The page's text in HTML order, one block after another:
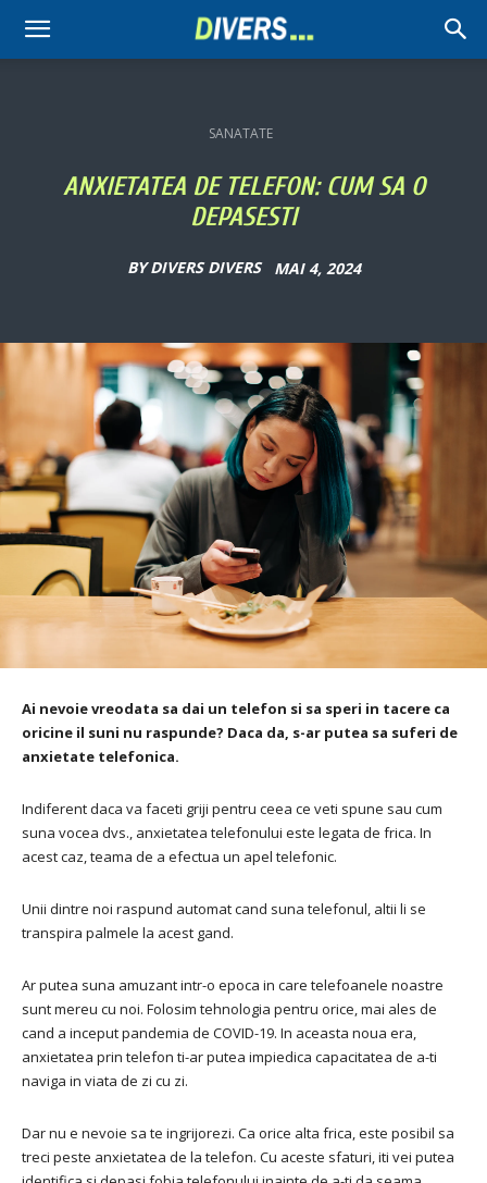
Divers
SANATATE
ANXIETATEA DE TELEFON: CUM SA O
DEPASESTI
BY DIVERS DIVERS MAI 4, 2024
Ai nevoie vreodata sa dai un telefon si sa speri in tacere ca
oricine il suni nu raspunde? Daca da, s-ar putea sa suferi de
anxietate telefonica.
Indiferent daca va faceti griji pentru ceea ce veti spune sau cum
suna vocea dvs., anxietatea telefonului este legata de frica. In
acest caz, teama de a efectua un apel telefonic.
Unii dintre noi raspund automat cand suna telefonul, altii li se
transpira palmele la acest gand.
Ar putea suna amuzant intr-o epoca in care telefoanele noastre
sunt mereu cu noi. Folosim tehnologia pentru orice, mai ales de
cand a inceput pandemia de COVID-19. In aceasta noua era,
anxietatea prin telefon ti-ar putea impiedica capacitatea de a-ti
naviga in viata de zi cu zi.
Dar nu e nevoie sa te ingrijorezi. Ca orice alta frica, este posibil sa
treci peste anxietatea de la telefon. Cu aceste sfaturi, iti vei putea